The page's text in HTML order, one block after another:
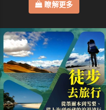
瞭解更多